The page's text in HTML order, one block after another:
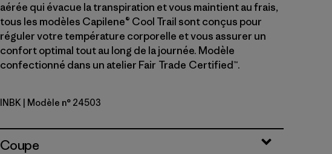
aérée qui évacue la transpiration et vous maintient au frais,
tous les modèles Capilene® Cool Trail sont conçus pour
réguler votre température corporelle et vous assurer un
confort optimal tout au long de la journée. Modèle
confectionné dans un atelier Fair Trade Certified™.
Ink Black
INBK | Modèle n° 24503
Coupe